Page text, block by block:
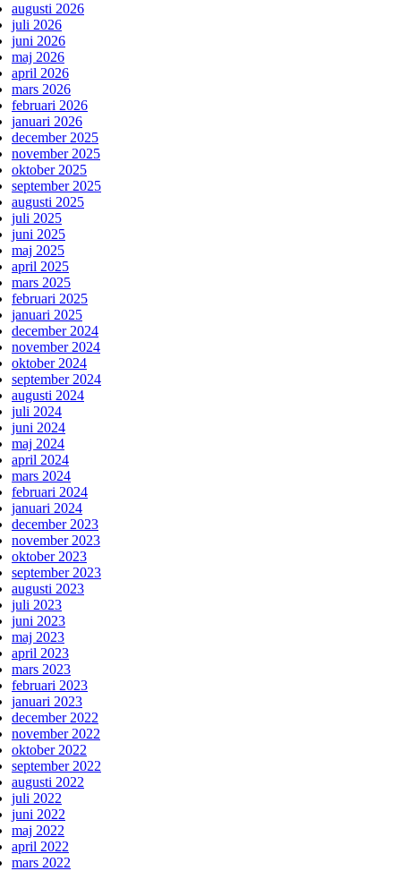
augusti 2026
juli 2026
juni 2026
maj 2026
april 2026
mars 2026
februari 2026
januari 2026
december 2025
november 2025
oktober 2025
september 2025
augusti 2025
juli 2025
juni 2025
maj 2025
april 2025
mars 2025
februari 2025
januari 2025
december 2024
november 2024
oktober 2024
september 2024
augusti 2024
juli 2024
juni 2024
maj 2024
april 2024
mars 2024
februari 2024
januari 2024
december 2023
november 2023
oktober 2023
september 2023
augusti 2023
juli 2023
juni 2023
maj 2023
april 2023
mars 2023
februari 2023
januari 2023
december 2022
november 2022
oktober 2022
september 2022
augusti 2022
juli 2022
juni 2022
maj 2022
april 2022
mars 2022